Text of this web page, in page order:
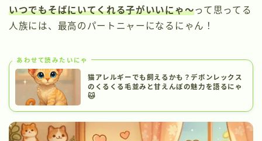
いつでもそばにいてくれる子がいいにゃ〜って思ってる
人族には、最高のパートニャーになるにゃん！
あわせて読みたいにゃ
猫アレルギーでも飼えるかも？デボンレックス
のくるくる毛並みと甘えんぼの魅力を語るにゃ
🐱